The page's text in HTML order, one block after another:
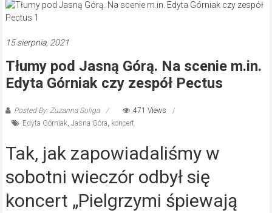
15 sierpnia, 2021
Tłumy pod Jasną Górą. Na scenie m.in.
Edyta Górniak czy zespół Pectus
Posted By: Zuzanna Suliga
471 Views
Edyta Górniak, Jasna Góra, koncert
Tak, jak zapowiadaliśmy w
sobotni wieczór odbył się
koncert „Pielgrzymi śpiewają